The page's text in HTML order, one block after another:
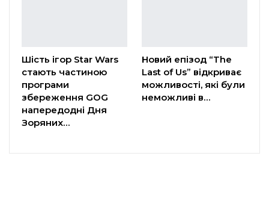
Шість ігор Star Wars
стають частиною
програми
збереження GOG
напередодні Дня
Зоряних…
Новий епізод “The
Last of Us” відкриває
можливості, які були
неможливі в…